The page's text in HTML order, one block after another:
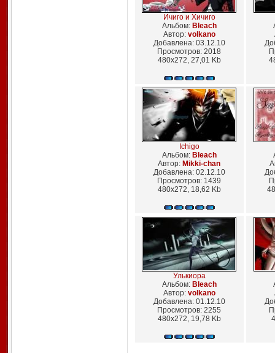
Ичиго и Хичиго
Альбом: Bleach
Автор: volkano
Добавлена: 03.12.10
Просмотров: 2018
480x272, 27,01 Kb
Ichigo
Альбом: Bleach
Автор: Mikki-chan
Добавлена: 02.12.10
Просмотров: 1439
480x272, 18,62 Kb
Улькиора
Альбом: Bleach
Автор: volkano
Добавлена: 01.12.10
Просмотров: 2255
480x272, 19,78 Kb